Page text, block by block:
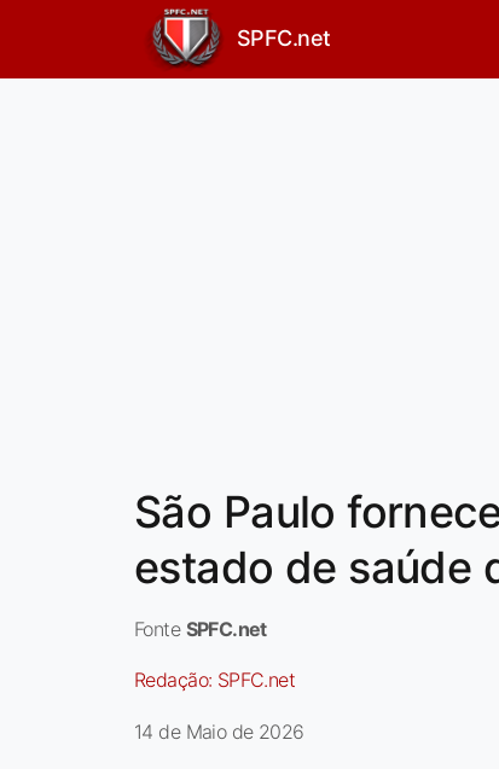
SPFC.net
São Paulo
estado de saúde
Fonte SPFC.net
Redação: SPFC.net
14 de Maio de 2026